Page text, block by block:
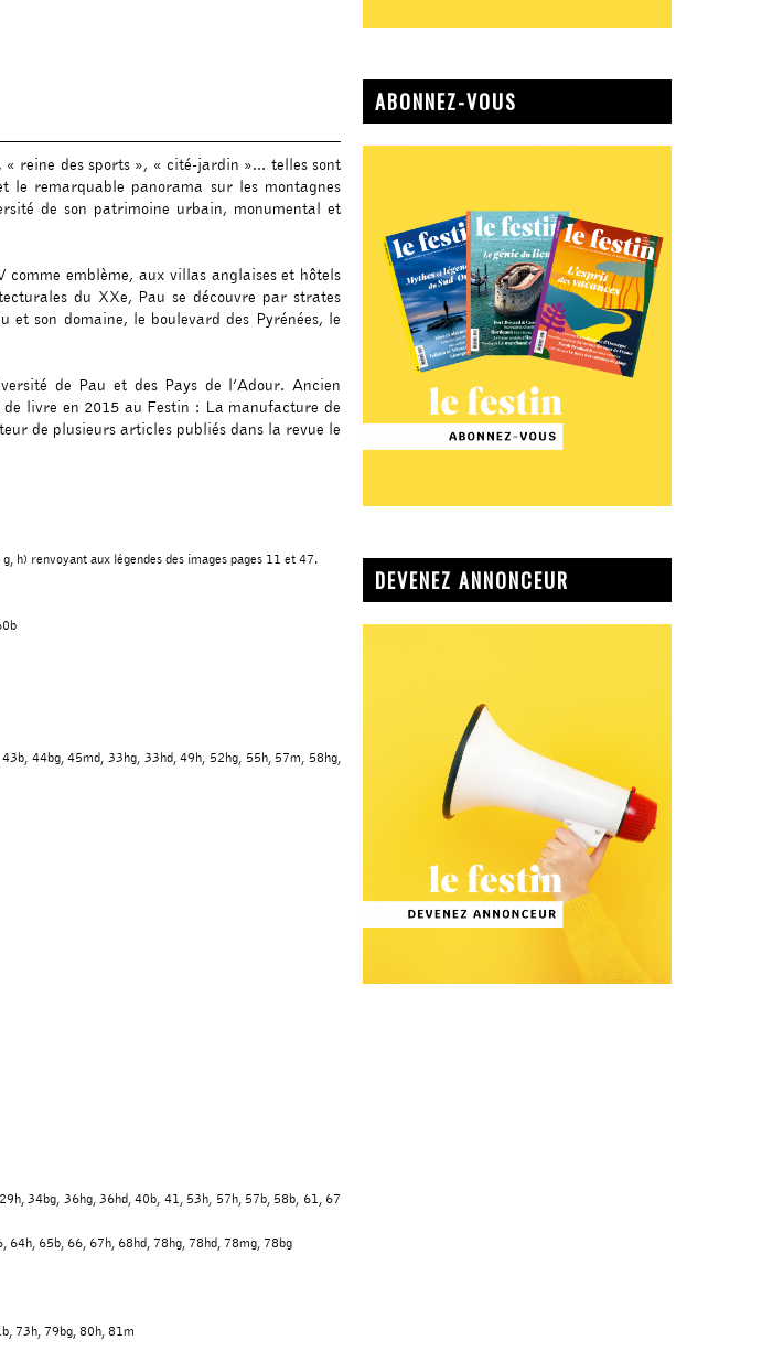
reine des sports », « cité-jardin »... telles sont
remarquable panorama sur les montagnes
de son patrimoine urbain, monumental et
emblème, aux villas anglaises et hôtels
du XXe, Pau se découvre par strates
et son domaine, le boulevard des Pyrénées, le
de Pau et des Pays de l’Adour. Ancien
livre en 2015 au Festin : La manufacture de
de plusieurs articles publiés dans la revue le
renvoyant aux légendes des images pages 11 et 47.
44bg, 45md, 33hg, 33hd, 49h, 52hg, 55h, 57m, 58hg,
34bg, 36hg, 36hd, 40b, 41, 53h, 57h, 57b, 58b, 61, 67
64h, 65b, 66, 67h, 68hd, 78hg, 78hd, 78mg, 78bg
73h, 79bg, 80h, 81m
ABONNEZ-VOUS
DEVENEZ ANNONCEUR